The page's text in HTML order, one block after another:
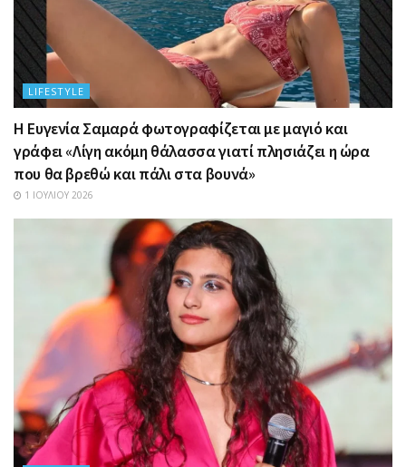
LIFESTYLE
Η Ευγενία Σαμαρά φωτογραφίζεται με μαγιό και
γράφει «Λίγη ακόμη θάλασσα γιατί πλησιάζει η ώρα
που θα βρεθώ και πάλι στα βουνά»
1 ΙΟΥΛΊΟΥ 2026